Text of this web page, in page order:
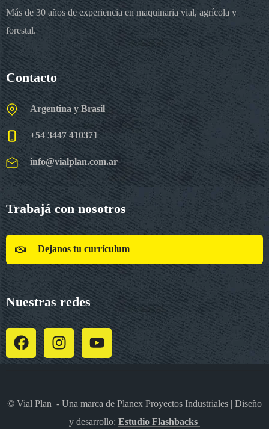
Más de 30 años de experiencia en maquinaria vial, agrícola y
forestal.
Contacto
Argentina y Brasil
+54 3447 410371
info@vialplan.com.ar
Trabajá con nosotros
Dejanos tu currículum
Nuestras redes
© Vial Plan - Una marca de Planex Proyectos Industriales | Diseño
y desarrollo: Estudio Flashbacks